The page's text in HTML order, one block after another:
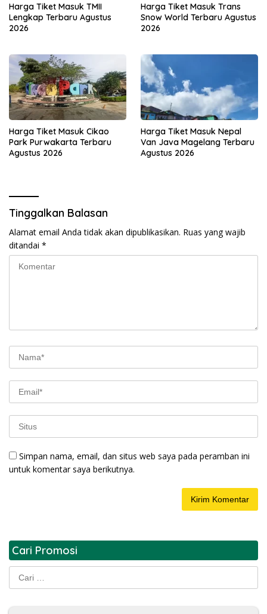
Harga Tiket Masuk TMII
Lengkap Terbaru Agustus
2026
Harga Tiket Masuk Trans
Snow World Terbaru Agustus
2026
Harga Tiket Masuk Cikao
Park Purwakarta Terbaru
Agustus 2026
Harga Tiket Masuk Nepal
Van Java Magelang Terbaru
Agustus 2026
Tinggalkan Balasan
Alamat email Anda tidak akan dipublikasikan. Ruas yang wajib
ditandai *
Simpan nama, email, dan situs web saya pada peramban ini
untuk komentar saya berikutnya.
Cari Promosi
Cari
untuk: